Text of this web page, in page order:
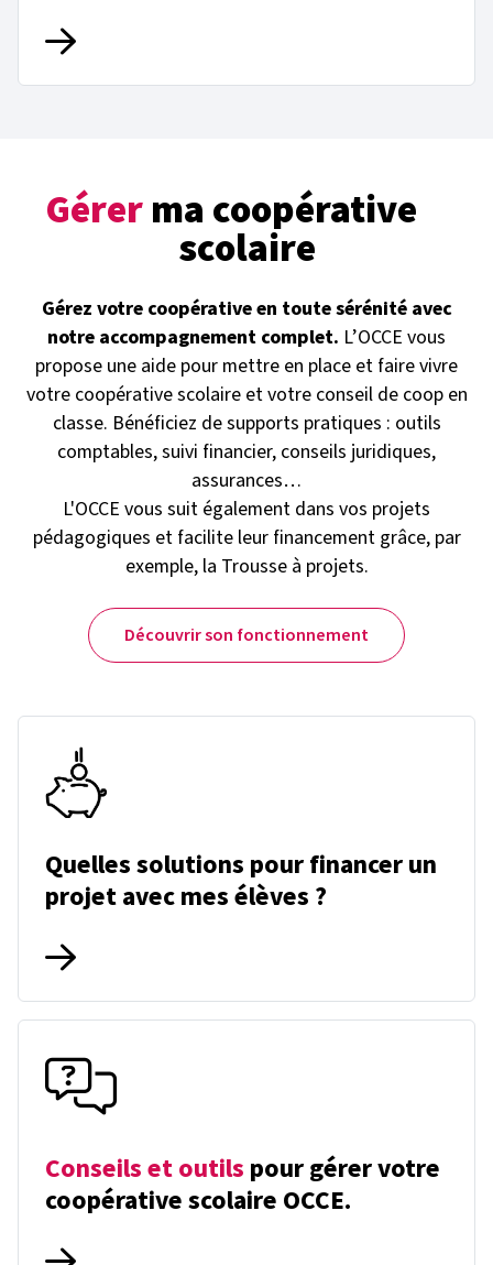
Gérerma coopérative
scolaire
Gérez votre coopérative en toute sérénité avec
notre accompagnement complet. L’OCCE vous
propose une aide pour mettre en place et faire vivre
votre coopérative scolaire et votre conseil de coop en
classe. Bénéficiez de supports pratiques : outils
comptables, suivi financier, conseils juridiques,
assurances…
L'OCCE vous suit également dans vos projets
pédagogiques et facilite leur financement grâce, par
exemple, la Trousse à projets.
Découvrir son fonctionnement
Quelles solutions pour financer un
projet avec mes élèves ?
Conseils et outils pour gérer votre
coopérative scolaire OCCE.